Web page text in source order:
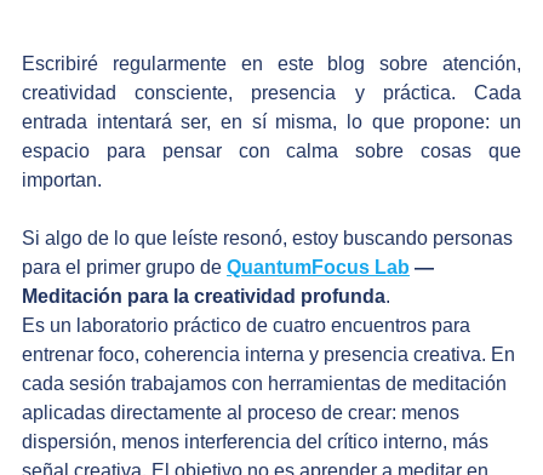
Escribiré regularmente en este blog sobre atención,
creatividad consciente, presencia y práctica. Cada
entrada intentará ser, en sí misma, lo que propone: un
espacio para pensar con calma sobre cosas que
importan.
Si algo de lo que leíste resonó, estoy buscando personas
para el primer grupo de QuantumFocus Lab —
Meditación para la creatividad profunda.
Es un laboratorio práctico de cuatro encuentros para
entrenar foco, coherencia interna y presencia creativa. En
cada sesión trabajamos con herramientas de meditación
aplicadas directamente al proceso de crear: menos
dispersión, menos interferencia del crítico interno, más